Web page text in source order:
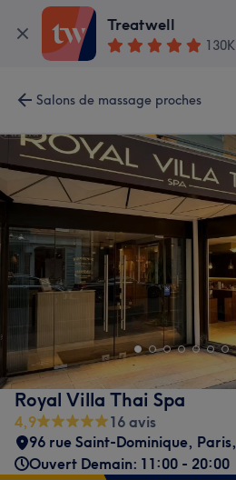
Treatwell
130K
Salons de massage proches
Royal Villa Thai Spa
4,9
16 avis
96 rue Saint-Dominique, Paris,
Ouvert Demain: 11:00 - 20:00